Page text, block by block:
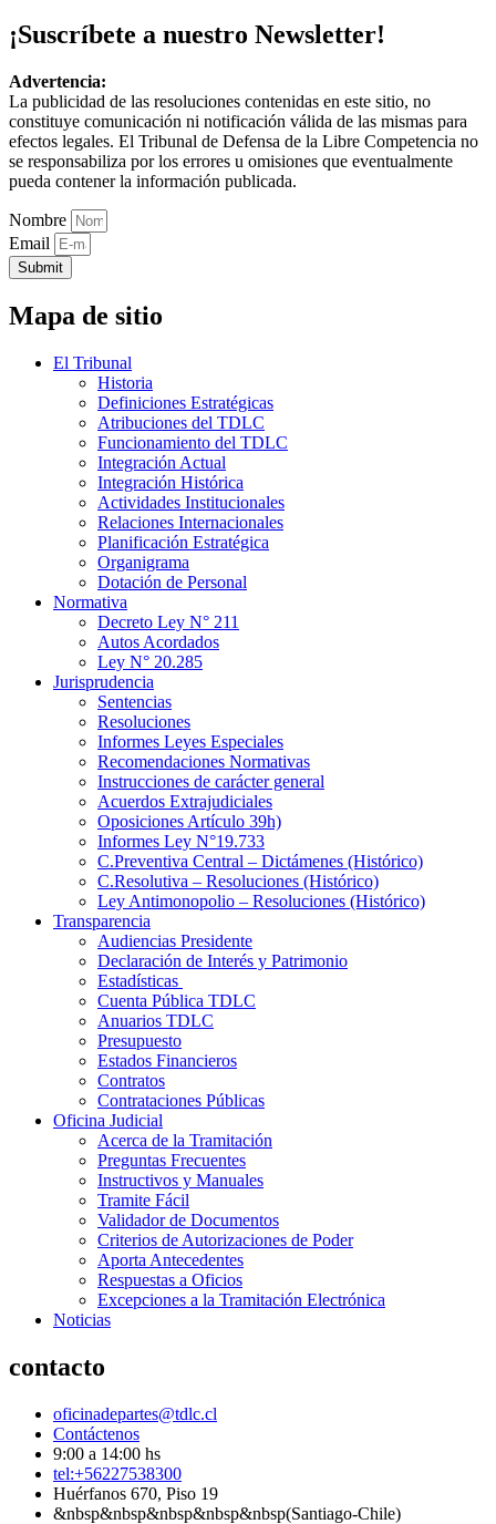
¡Suscríbete a nuestro Newsletter!
Advertencia:
La publicidad de las resoluciones contenidas en este sitio, no
constituye comunicación ni notificación válida de las mismas para
efectos legales. El Tribunal de Defensa de la Libre Competencia no
se responsabiliza por los errores u omisiones que eventualmente
pueda contener la información publicada.
Nombre
Email
Submit
Mapa de sitio
El Tribunal
Historia
Definiciones Estratégicas
Atribuciones del TDLC
Funcionamiento del TDLC
Integración Actual
Integración Histórica
Actividades Institucionales
Relaciones Internacionales
Planificación Estratégica
Organigrama
Dotación de Personal
Normativa
Decreto Ley N° 211
Autos Acordados
Ley N° 20.285
Jurisprudencia
Sentencias
Resoluciones
Informes Leyes Especiales
Recomendaciones Normativas
Instrucciones de carácter general
Acuerdos Extrajudiciales
Oposiciones Artículo 39h)
Informes Ley N°19.733
C.Preventiva Central – Dictámenes (Histórico)
C.Resolutiva – Resoluciones (Histórico)
Ley Antimonopolio – Resoluciones (Histórico)
Transparencia
Audiencias Presidente
Declaración de Interés y Patrimonio
Estadísticas
Cuenta Pública TDLC
Anuarios TDLC
Presupuesto
Estados Financieros
Contratos
Contrataciones Públicas
Oficina Judicial
Acerca de la Tramitación
Preguntas Frecuentes
Instructivos y Manuales
Tramite Fácil
Validador de Documentos
Criterios de Autorizaciones de Poder
Aporta Antecedentes
Respuestas a Oficios
Excepciones a la Tramitación Electrónica
Noticias
contacto
oficinadepartes@tdlc.cl
Contáctenos
9:00 a 14:00 hs
tel:+56227538300
Huérfanos 670, Piso 19
&nbsp&nbsp&nbsp&nbsp&nbsp(Santiago-Chile)